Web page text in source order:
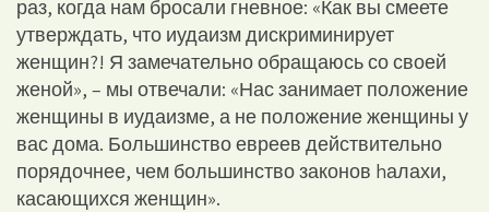
раз, когда нам бросали гневное: «Как вы смеете
утверждать, что иудаизм дискриминирует
женщин?! Я замечательно обращаюсь со своей
женой», – мы отвечали: «Нас занимает положение
женщины в иудаизме, а не положение женщины у
вас дома. Большинство евреев действительно
порядочнее, чем большинство законов hалахи,
касающихся женщин».